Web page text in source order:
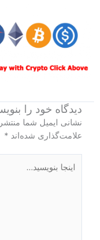
دیدگاه‌ خود را
نشانی ایمیل شما
علامت‌گذاری شده‌اند *
بنویسید…